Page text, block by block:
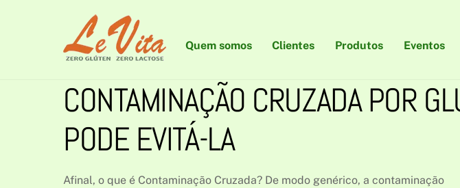
Quem somos Clientes Produtos Eventos
CONTAMINAÇÃO CRUZADA POR
PODE EVITÁ-LA
Afinal, o que é Contaminação Cruzada? De modo genérico, a contaminação